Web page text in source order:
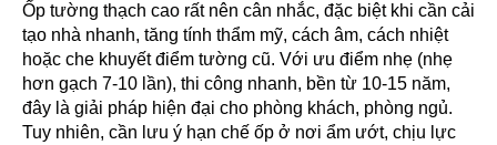
Ốp tường thạch cao rất nên cân nhắc, đặc biệt khi cần cải
tạo nhà nhanh, tăng tính thẩm mỹ, cách âm, cách nhiệt
hoặc che khuyết điểm tường cũ. Với ưu điểm nhẹ (nhẹ
hơn gạch 7-10 lần), thi công nhanh, bền từ 10-15 năm,
đây là giải pháp hiện đại cho phòng khách, phòng ngủ.
Tuy nhiên, cần lưu ý hạn chế ốp ở nơi ẩm ướt, chịu lực